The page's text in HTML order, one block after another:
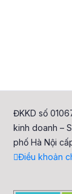
ĐKKD số
kinh doanh –
phố Hà Nội
Điều khoản